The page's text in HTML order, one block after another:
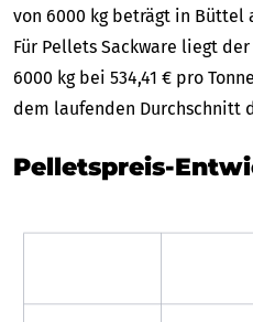
von 6000 kg beträgt in Büttel
Für Pellets Sackware liegt
6000 kg bei 534,41 € pro
dem laufenden Durchschnitt
Pelletspreis-